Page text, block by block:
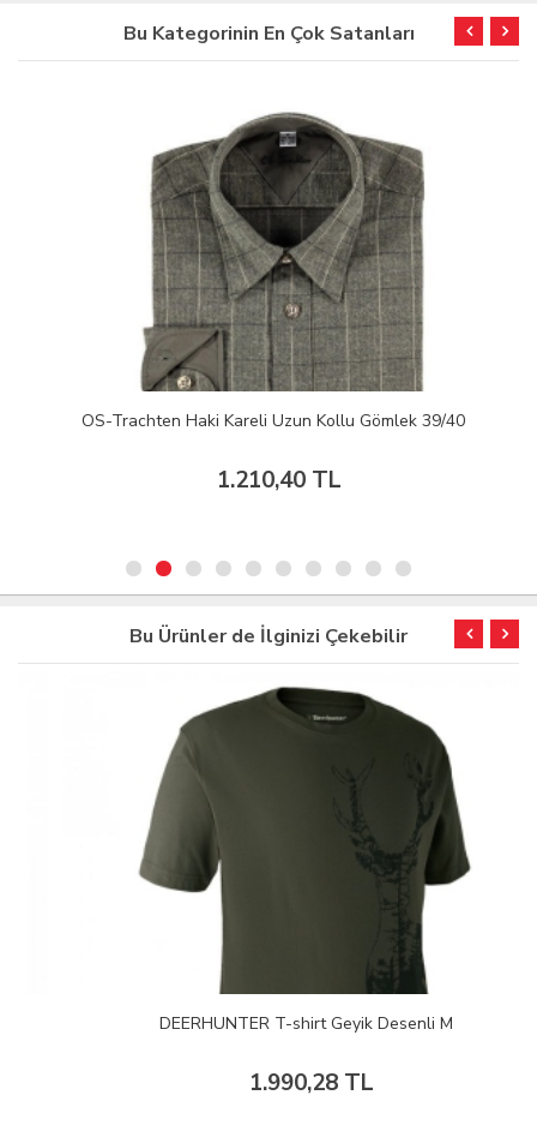
Bu Kategorinin En Çok Satanları
OS-Trachten Haki Kareli Uzun Kollu Gömlek 39/40
1.210,40 TL
Bu Ürünler de İlginizi Çekebilir
DEERHUNTER T-shirt Geyik Desenli M
1.990,28 TL